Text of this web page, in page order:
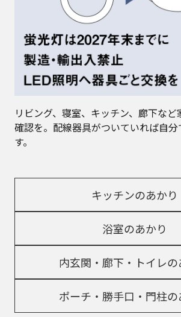
リビング、寝室、キッチン、廊下な
確認を。配線器具がついていれば自
す。
キッチンのあかり
浴室のあかり
内玄関・廊下・トイレの
ポーチ・勝手口・門柱の